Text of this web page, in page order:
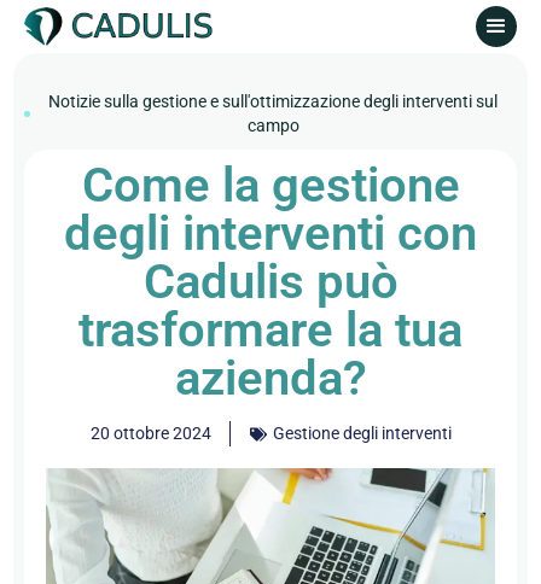
Notizie sulla gestione e sull'ottimizzazione degli interventi sul
campo
Come la gestione
degli interventi con
Cadulis può
trasformare la tua
azienda?
20 ottobre 2024 Gestione degli interventi